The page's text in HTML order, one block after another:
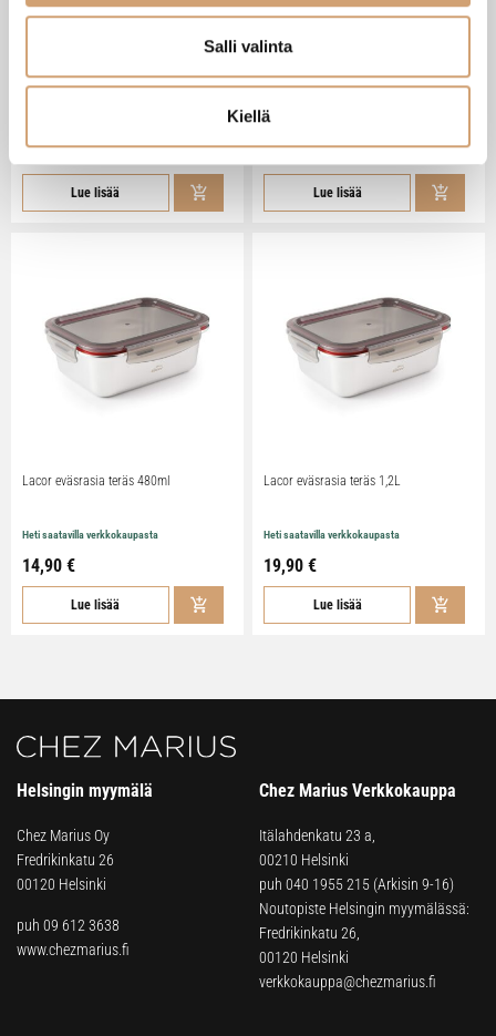
Salli valinta
Kiellä
x 21cm 5L
34,90 €
Lue lisää
x 21cm 3,5L
Heti saatavilla verkkokaupasta
32,90 €
Lue lisää
Lacor eväsrasia teräs 480ml
Heti saatavilla verkkokaupasta
14,90 €
Lue lisää
Lacor eväsrasia teräs 1,2L
Heti saatavilla verkkokaupasta
19,90 €
Lue lisää
Helsingin myymälä
Chez Marius Oy
Fredrikinkatu 26
00120 Helsinki
puh 09 612 3638
www.chezmarius.fi
Chez Marius Verkkokauppa
Itälahdenkatu 23 a,
00210 Helsinki
puh 040 1955 215 (Arkisin 9-16)
Noutopiste Helsingin myymälässä:
Fredrikinkatu 26,
00120 Helsinki
verkkokauppa@chezmarius.fi